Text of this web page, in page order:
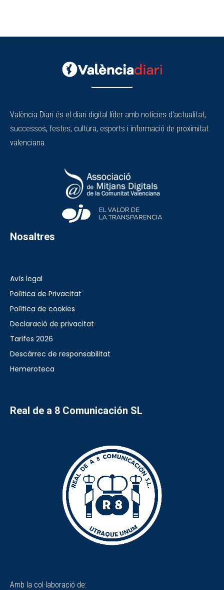
València Diari és el diari digital líder amb notícies d'actualitat,
successos, festes, cultura, esports i informació de proximitat
valenciana.
Nosaltres
Avís legal
Política de Privacitat
Política de cookies
Declaració de privacitat
Tarifes 2026
Descàrrec de responsabilitat
Hemeroteca
Real de a 8 Comunicación SL
Amb la col·laboració de: